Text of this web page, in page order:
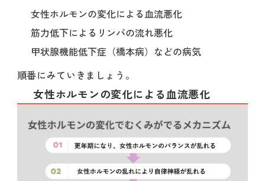
女性ホルモンの変化による血流悪化
筋力低下によるリンパの流れ悪化
甲状腺機能低下症（橋本病）などの病気
順番にみていきましょう。
女性ホルモンの変化による血流悪化